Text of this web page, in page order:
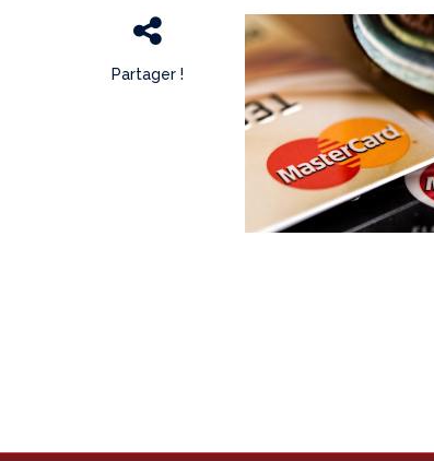
Partager !